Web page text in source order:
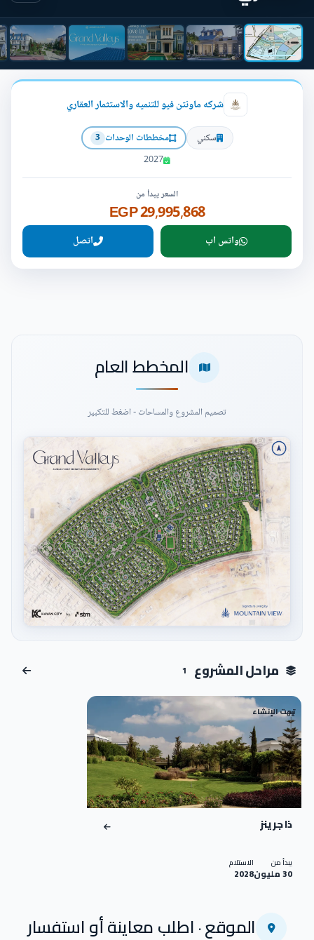
شركه ماونتن فيو للتنميه والاستثمار العقاري
سكني مخططات الوحدات 3
2027
السعر يبدأ من
29,995,868 EGP
واتس اب اتصل
المخطط العام
تصميم المشروع والمساحات - اضغط للتكبير
اضغط للتكبير
مراحل المشروع 1
تحت الإنشاء
01
ذا جرينز
يبدأ من
30 مليون
الاستلام
2028
الموقع · اطلب معاينة أو استفسار